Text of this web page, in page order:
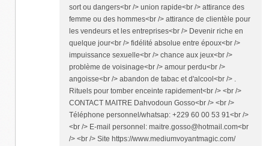
sort ou dangers<br /> union rapide<br /> attirance des
femme ou des hommes<br /> attirance de clientèle pour
les vendeurs et les entreprises<br /> Devenir riche en
quelque jour<br /> fidélité absolue entre époux<br />
impuissance sexuelle<br /> chance aux jeux<br />
problème de voisinage<br /> amour perdu<br />
angoisse<br /> abandon de tabac et d'alcool<br /> .
Rituels pour tomber enceinte rapidement<br /> <br />
CONTACT MAITRE Dahvodoun Gosso<br /> <br />
Téléphone personnel/whatsap: +229 60 00 53 91<br />
<br /> E-mail personnel: maitre.gosso@hotmail.com<br
/> <br /> Site https://www.mediumvoyantmagic.com/